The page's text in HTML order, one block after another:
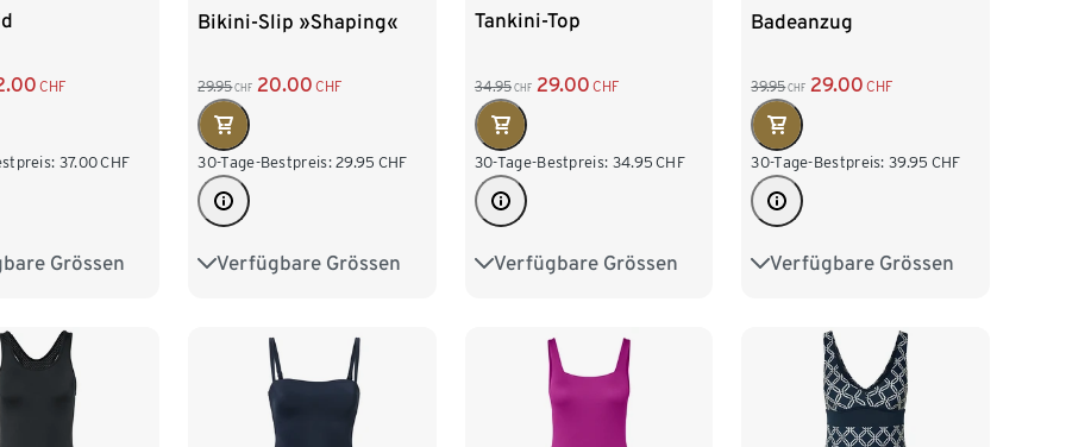
CHF
37.00CHF
Grössen
50 52
Bikini-Slip »Shaping«
29.95 CHF 20.00 CHF
30-Tage-Bestpreis: 29.95 CHF
Verfügbare Grössen
40 42 44 46
Tankini-Top
34.95 CHF 29.00 CHF
30-Tage-Bestpreis: 34.95 CHF
Verfügbare Grössen
40 42 44 46
Badeanzug
39.95 CHF 29.00 CHF
30-Tage-Bestpreis: 39.95 CHF
Verfügbare Grössen
36 38 40 42